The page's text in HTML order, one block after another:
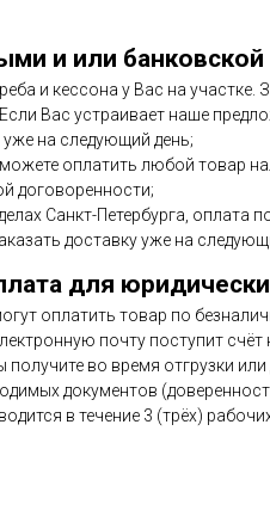
и или банковской
и кессона у Вас на
Вас устраивает наше
на следующий день;
оплатить любой товар
договоренности;
Санкт-Петербурга,
доставку уже на
для
оплатить товар по
почту поступит
получите во время отгрузки
документов
в течение 3 (трёх)